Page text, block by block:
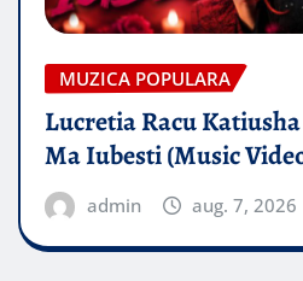
MUZICA POPULARA
Lucretia Racu
Ma Iubesti (Music
admin aug. 7, 2026